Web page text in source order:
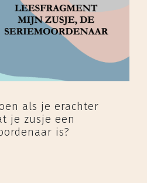
als je erachter
je zusje een
is?